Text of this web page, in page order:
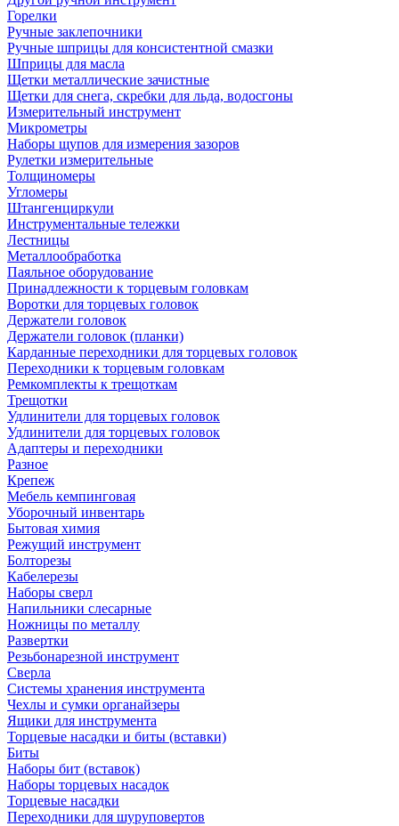
Горелки
Ручные заклепочники
Ручные шприцы для консистентной смазки
Шприцы для масла
Щетки металлические зачистные
Щетки для снега, скребки для льда, водосгоны
Измерительный инструмент
Микрометры
Наборы щупов для измерения зазоров
Рулетки измерительные
Толщиномеры
Угломеры
Штангенциркули
Инструментальные тележки
Лестницы
Металлообработка
Паяльное оборудование
Принадлежности к торцевым головкам
Воротки для торцевых головок
Держатели головок
Держатели головок (планки)
Карданные переходники для торцевых головок
Переходники к торцевым головкам
Ремкомплекты к трещоткам
Трещотки
Удлинители для торцевых головок
Удлинители для торцевых головок
Адаптеры и переходники
Разное
Крепеж
Мебель кемпинговая
Уборочный инвентарь
Бытовая химия
Режущий инструмент
Болторезы
Кабелерезы
Наборы сверл
Напильники слесарные
Ножницы по металлу
Развертки
Резьбонарезной инструмент
Сверла
Системы хранения инструмента
Чехлы и сумки органайзеры
Ящики для инструмента
Торцевые насадки и биты (вставки)
Биты
Наборы бит (вставок)
Наборы торцевых насадок
Торцевые насадки
Переходники для шуруповертов